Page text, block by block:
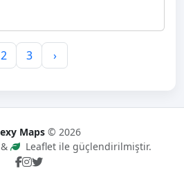
2 3 ›
Maps© 2026
Leaflet ile güçlendirilmiştir.